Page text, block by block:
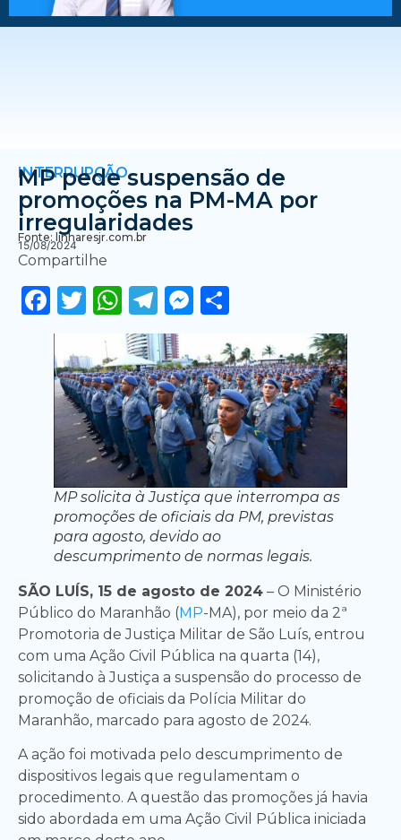
INTERRUPÇÃO
MP pede suspensão de
promoções na PM-MA por
irregularidades
Fonte: linharesjr.com.br
15/08/2024
Compartilhe
Facebook
Twitter
WhatsApp
Telegram
Messenger
MP solicita à Justiça que interrompa as
promoções de oficiais da PM, previstas
para agosto, devido ao
descumprimento de normas legais.
SÃO LUÍS, 15 de agosto de 2024 – O Ministério
Público do Maranhão (MP-MA), por meio da 2ª
Promotoria de Justiça Militar de São Luís, entrou
com uma Ação Civil Pública na quarta (14),
solicitando à Justiça a suspensão do processo de
promoção de oficiais da Polícia Militar do
Maranhão, marcado para agosto de 2024.
A ação foi motivada pelo descumprimento de
dispositivos legais que regulamentam o
procedimento. A questão das promoções já havia
sido abordada em uma Ação Civil Pública iniciada